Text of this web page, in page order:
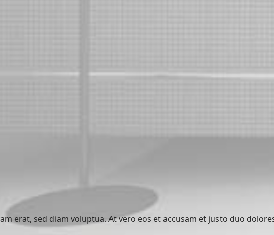
erat, sed diam voluptua. At vero eos et accusam et justo duo